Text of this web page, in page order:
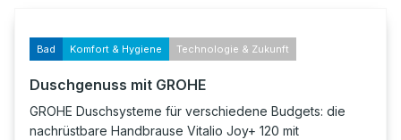
Bad Komfort & Hygiene Technologie & Zukunft
Duschgenuss mit GROHE
GROHE Duschsysteme für verschiedene Budgets: die
nachrüstbare Handbrause Vitalio Joy+ 120 mit